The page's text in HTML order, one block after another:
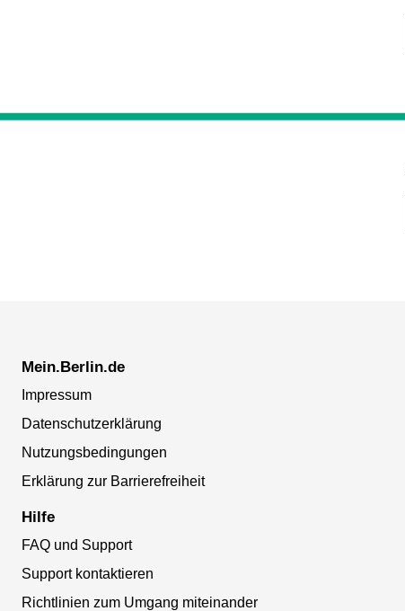
Mein.Berlin.de
Impressum
Datenschutzerklärung
Nutzungsbedingungen
Erklärung zur Barrierefreiheit
Hilfe
FAQ und Support
Support kontaktieren
Richtlinien zum Umgang miteinander